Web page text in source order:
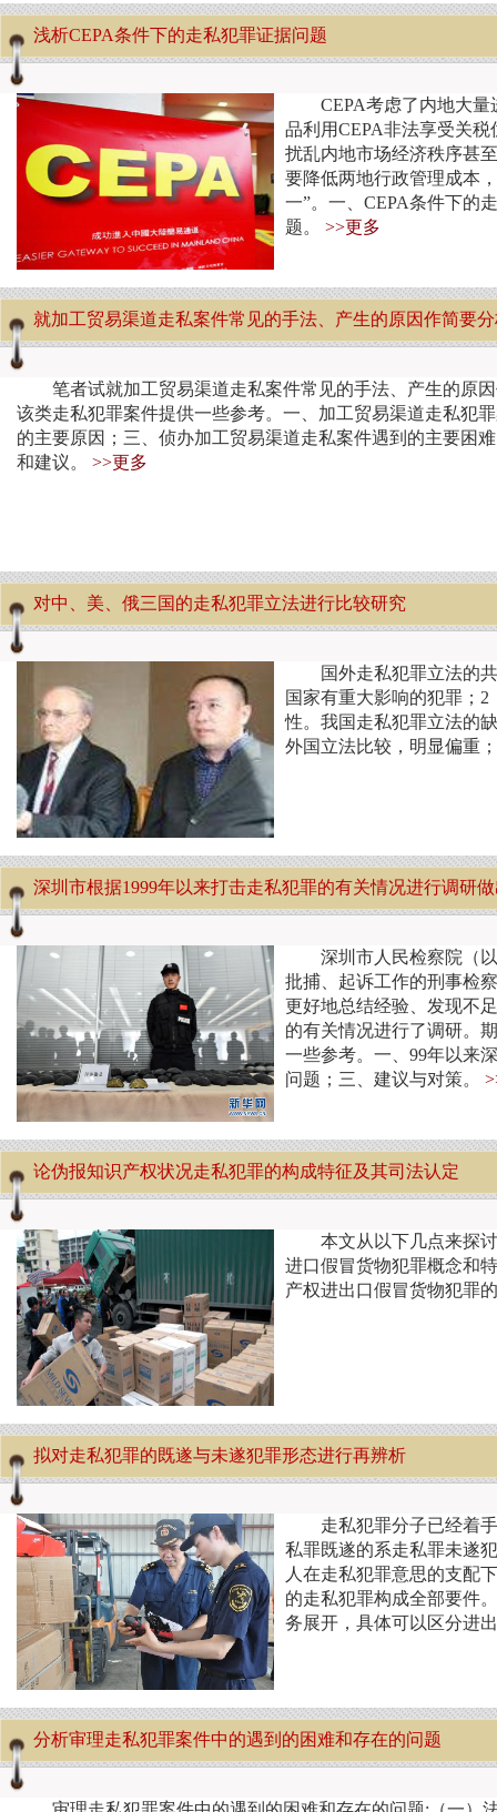
浅析CEPA条件下的走私犯罪证据问题
CEPA考虑了内地大
品利用CEPA非法享受关
扰乱内地市场经济秩序甚
要降低两地行政管理成本
一”。一、CEPA条件下的
题。 >>更多
就加工贸易渠道走私案件常见的手法、产生的原因作简要
笔者试就加工贸易渠道走私案件常见的手法、产生的原
该类走私犯罪案件提供一些参考。一、加工贸易渠道走私犯
的主要原因；三、侦办加工贸易渠道走私案件遇到的主要困
和建议。 >>更多
对中、美、俄三国的走私犯罪立法进行比较研究
国外走私犯罪立法的
国家有重大影响的犯罪；
性。我国走私犯罪立法的
外国立法比较，明显偏重
深圳市根据1999年以来打击走私犯罪的有关情况进行调研
深圳市人民检察院（
批捕、起诉工作的刑事检
更好地总结经验、发现不
的有关情况进行了调研。
一些参考。一、99年以来
问题；三、建议与对策。
论伪报知识产权状况走私犯罪的构成特征及其司法认定
本文从以下几点来探
进口假冒货物犯罪概念和
产权进出口假冒货物犯罪
拟对走私犯罪的既遂与未遂犯罪形态进行再辨析
走私犯罪分子已经着
私罪既遂的系走私罪未遂
人在走私犯罪意思的支配
的走私犯罪构成全部要件
务展开，具体可以区分进
分析审理走私犯罪案件中的遇到的困难和存在的问题